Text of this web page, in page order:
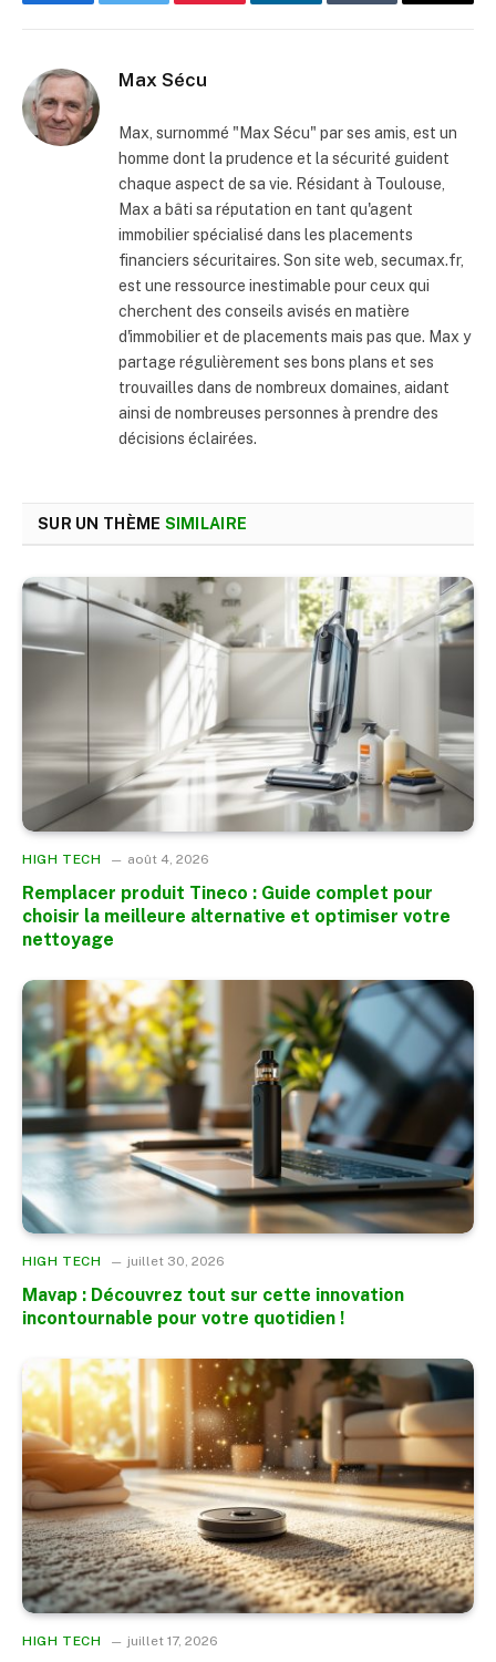
Max Sécu
Max, surnommé "Max Sécu" par ses amis, est un
homme dont la prudence et la sécurité guident
chaque aspect de sa vie. Résidant à Toulouse,
Max a bâti sa réputation en tant qu'agent
immobilier spécialisé dans les placements
financiers sécuritaires. Son site web, secumax.fr,
est une ressource inestimable pour ceux qui
cherchent des conseils avisés en matière
d'immobilier et de placements mais pas que. Max y
partage régulièrement ses bons plans et ses
trouvailles dans de nombreux domaines, aidant
ainsi de nombreuses personnes à prendre des
décisions éclairées.
SUR UN THÈME SIMILAIRE
HIGH TECH août 4, 2026
Remplacer produit Tineco : Guide complet pour
choisir la meilleure alternative et optimiser votre
nettoyage
HIGH TECH juillet 30, 2026
Mavap : Découvrez tout sur cette innovation
incontournable pour votre quotidien !
HIGH TECH juillet 17, 2026